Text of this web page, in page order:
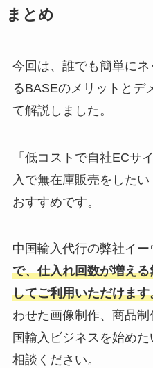
まとめ
今回は、誰でも簡単に
るBASEのメリットとデ
て解説しました。
「低コストで自社ECサ
入で無在庫販売をした
おすすめです。
中国輸入代行の弊社イ
で、仕入れ回数が増え
してご利用いただけます
わせた画像制作、商品
国輸入ビジネスを始め
相談ください。